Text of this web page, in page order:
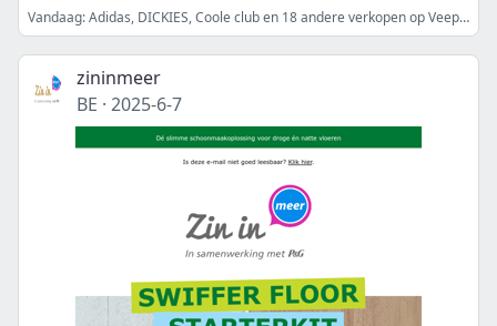
Vandaag: Adidas, DICKIES, Coole club en 18 andere verkopen op Veepee
zininmeer
BE · 2025-6-7